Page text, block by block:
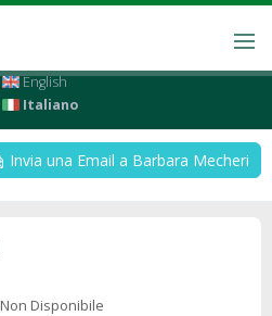
English
Italiano
Invia una Email a Barbara Mecheri
Non Disponibile